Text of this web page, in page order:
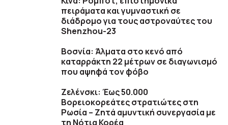
πειράματα και γυμναστική σε
διάδρομο για τους αστροναύτες του
Shenzhou-23
Βοσνία: Άλματα στο κενό από
καταρράκτη 22 μέτρων σε διαγωνισμό
που αψηφά τον φόβο
Ζελένσκι: Έως 50.000
Βορειοκορεάτες στρατιώτες στη
Ρωσία – Ζητά αμυντική συνεργασία με
τη Νότια Κορέα